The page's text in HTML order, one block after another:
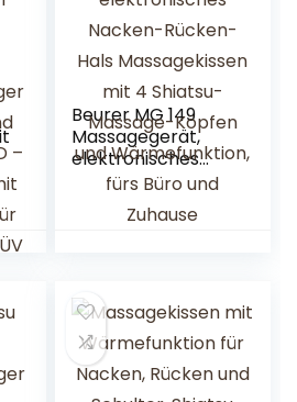
Beurer MG 149
Massagegerät,
elektronisches
Nacken-Rücken-
Massagekissen mit
Wärmefunktion,
fürs Büro und
Zuhause